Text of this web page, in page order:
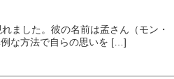
ました。彼の名前は孟さん（モン・
な方法で自らの思いを […]